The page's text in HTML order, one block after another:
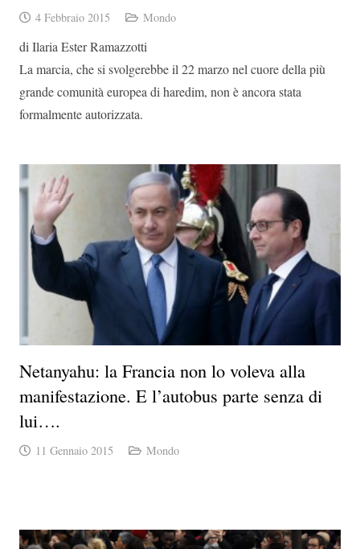
4 Febbraio 2015 Mondo
di Ilaria Ester Ramazzotti
La marcia, che si svolgerebbe il 22 marzo nel cuore della più
grande comunità europea di haredim, non è ancora stata
formalmente autorizzata.
Netanyahu: la Francia non lo voleva alla
manifestazione. E l’autobus parte senza di
lui….
11 Gennaio 2015 Mondo